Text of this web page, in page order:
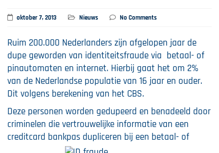
oktober 7, 2013 Nieuws No Comments
Ruim 200.000 Nederlanders zijn afgelopen jaar de
dupe geworden van identiteitsfraude via betaal- of
pinautomaten en internet. Hierbij gaat het om 2%
van de Nederlandse populatie van 16 jaar en ouder.
Dit volgens berekening van het CBS.
Deze personen worden gedupeerd en benadeeld door
criminelen die vertrouwelijke informatie van een
creditcard bankpas dupliceren bij een betaal- of